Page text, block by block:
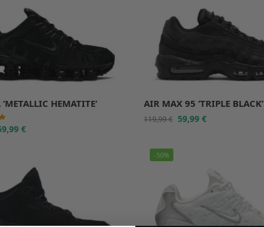
HEMATITE’
€
AIR MAX 95 ‘TRIPLE BLACK’
119,99€ 59,99€
-50%